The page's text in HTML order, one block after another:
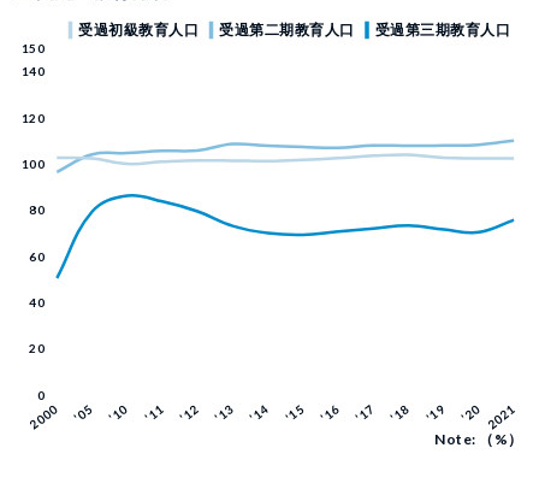
Note: （%）